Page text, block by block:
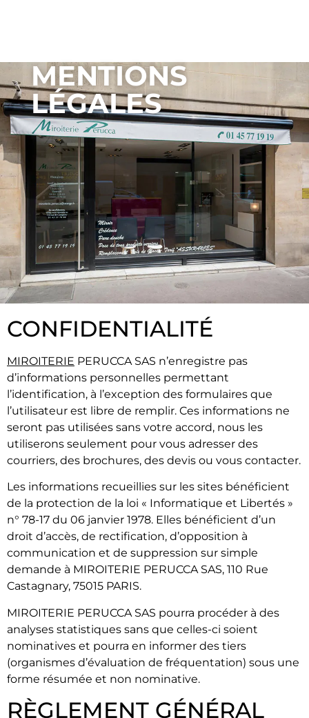
MENTIONS
LÉGALES
CONFIDENTIALITÉ
MIROITERIE PERUCCA SAS n’enregistre pas
d’informations personnelles permettant
l’identification, à l’exception des formulaires que
l’utilisateur est libre de remplir. Ces informations ne
seront pas utilisées sans votre accord, nous les
utiliserons seulement pour vous adresser des
courriers, des brochures, des devis ou vous contacter.
Les informations recueillies sur les sites bénéficient
de la protection de la loi « Informatique et Libertés »
n° 78-17 du 06 janvier 1978. Elles bénéficient d’un
droit d’accès, de rectification, d’opposition à
communication et de suppression sur simple
demande à MIROITERIE PERUCCA SAS, 110 Rue
Castagnary, 75015 PARIS.
MIROITERIE PERUCCA SAS pourra procéder à des
analyses statistiques sans que celles-ci soient
nominatives et pourra en informer des tiers
(organismes d’évaluation de fréquentation) sous une
forme résumée et non nominative.
RÈGLEMENT GÉNÉRAL